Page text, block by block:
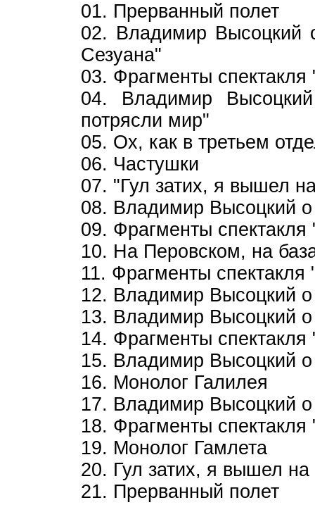
01. Прерванный полет
02. Владимир Высоцкий
Сезуана"
03. Фрагменты
04. Владимир
потрясли мир"
05. Ох, как в третьем
06. Частушки
07. "Гул затих, я вышел
08. Владимир Высоцкий о
09. Фрагменты
10. На Перовском, на
11. Фрагменты
12. Владимир Высоцкий о
13. Владимир Высоцкий о
14. Фрагменты спектакля
15. Владимир Высоцкий
16. Монолог Галилея
17. Владимир Высоцкий о
18. Фрагменты спектакля
19. Монолог Гамлета
20. Гул затих, я вышел на
21. Прерванный полет